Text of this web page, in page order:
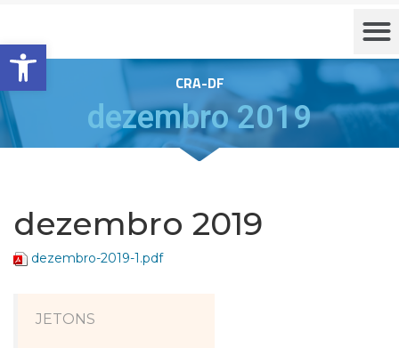
Barra de Ferramentas Aberta
CRA-DF
dezembro 2019
dezembro 2019
dezembro-2019-1.pdf
JETONS